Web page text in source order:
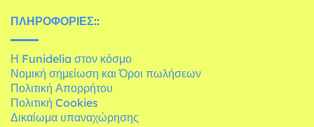
ΠΛΗΡΟΦΟΡΊΕΣ::
Η Funidelia στον κόσμο
Νομική σημείωση και Όροι πωλήσεων
Πολιτική Απορρήτου
Πολιτική Cookies
Δικαίωμα υπαναχώρησης